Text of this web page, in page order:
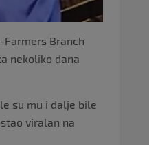
Branch
nekoliko dana
su mu i dalje bile
viralan na